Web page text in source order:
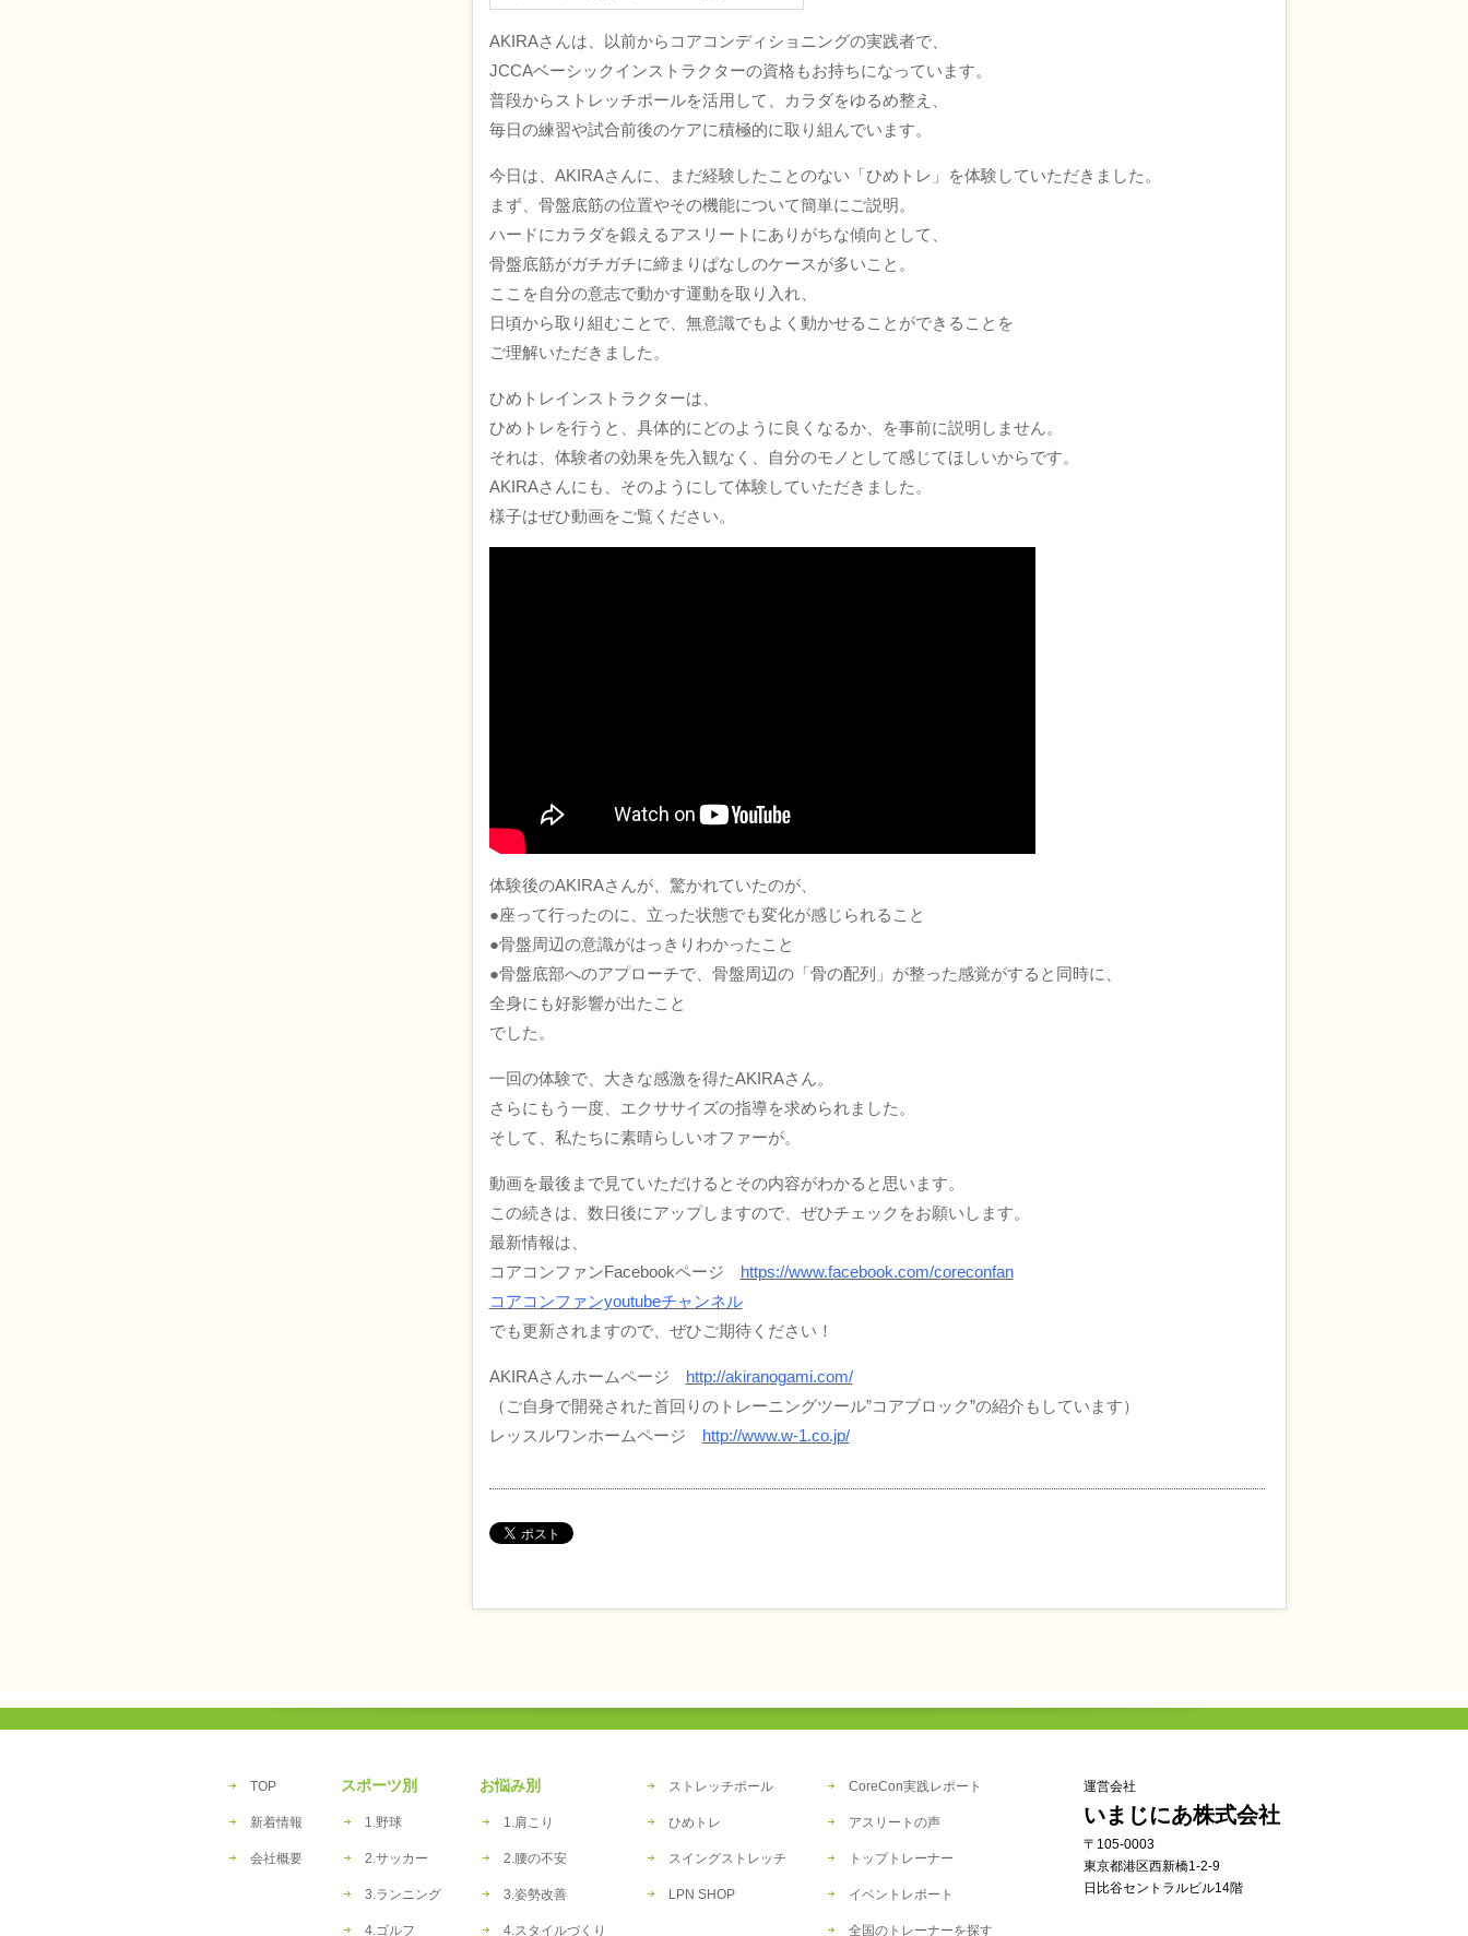
AKIRAさんは、以前からコアコンディショニングの実践者で、
JCCAベーシックインストラクターの資格もお持ちになっています。
普段からストレッチポールを活用して、カラダをゆるめ整え、
毎日の練習や試合前後のケアに積極的に取り組んでいます。
今日は、AKIRAさんに、まだ経験したことのない「ひめトレ」を体験していただきました。
まず、骨盤底筋の位置やその機能について簡単にご説明。
ハードにカラダを鍛えるアスリートにありがちな傾向として、
骨盤底筋がガチガチに締まりぱなしのケースが多いこと。
ここを自分の意志で動かす運動を取り入れ、
日頃から取り組むことで、無意識でもよく動かせることができることを
ご理解いただきました。
ひめトレインストラクターは、
ひめトレを行うと、具体的にどのように良くなるか、を事前に説明しません。
それは、体験者の効果を先入観なく、自分のモノとして感じてほしいからです。
AKIRAさんにも、そのようにして体験していただきました。
様子はぜひ動画をご覧ください。
体験後のAKIRAさんが、驚かれていたのが、
●座って行ったのに、立った状態でも変化が感じられること
●骨盤周辺の意識がはっきりわかったこと
●骨盤底部へのアプローチで、骨盤周辺の「骨の配列」が整った感覚がすると同時に、
全身にも好影響が出たこと
でした。
一回の体験で、大きな感激を得たAKIRAさん。
さらにもう一度、エクササイズの指導を求められました。
そして、私たちに素晴らしいオファーが。
動画を最後まで見ていただけるとその内容がわかると思います。
この続きは、数日後にアップしますので、ぜひチェックをお願いします。
最新情報は、
コアコンファンFacebookページ https://www.facebook.com/coreconfan
コアコンファンyoutubeチャンネル
でも更新されますので、ぜひご期待ください！
AKIRAさんホームページ http://akiranogami.com/
（ご自身で開発された首回りのトレーニングツール”コアブロック”の紹介もしています）
レッスルワンホームページ http://www.w-1.co.jp/
TOP
新着情報
会社概要
スポーツ別
1.野球
2.サッカー
3.ランニング
4.ゴルフ
お悩み別
1.肩こり
2.腰の不安
3.姿勢改善
4.スタイルづくり
ストレッチポール
ひめトレ
スイングストレッチ
LPN SHOP
CoreCon実践レポート
アスリートの声
トップトレーナー
イベントレポート
全国のトレーナーを探す
運営会社
いまじにあ株式会社
〒105-0003
東京都港区西新橋1-2-9
日比谷セントラルビル14階